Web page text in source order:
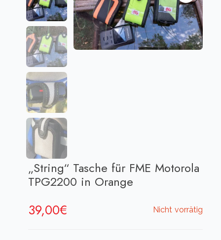
„String“ Tasche für FME Motorola
TPG2200 in Orange
39,00€ Nicht vorrätig